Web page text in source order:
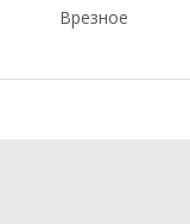
Врезное